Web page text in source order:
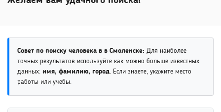
Совет по поиску человека в в Смоленске: Для наиболее
точных результатов используйте как можно больше известных
данных: имя, фамилию, город. Если знаете, укажите место
работы или учебы.